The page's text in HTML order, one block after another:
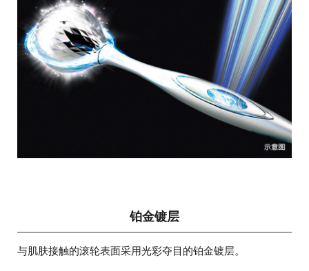
铂金镀层
与肌肤接触的滚轮表面采用光彩夺目的铂金镀层。